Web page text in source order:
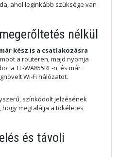
ahol leginkább szüksége van
nélkül
kész is a csatlakozásra
a routeren, majd nyomja
a TL-WA855RE-n, és már
Wi-Fi hálózatot.
színkódolt jelzésének
megtalálja a tökéletes
és távoli